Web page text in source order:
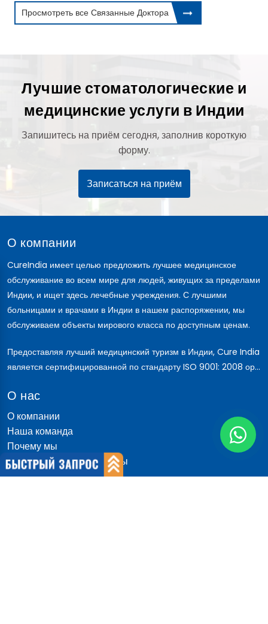
Просмотреть все Связанные Доктора
Лучшие стоматологические и
медицинские услуги в Индии
Запишитесь на приём сегодня, заполнив короткую
форму.
Записаться на приём
О компании
CureIndia имеет целью предложить лучшее медицинское
обслуживание во всем мире для людей, живущих за пределами
Индии, и ищет здесь лечебные учреждения. С лучшими
больницами и врачами в Индии в нашем распоряжении, мы
обслуживаем объекты мирового класса по доступным ценам.
Предоставляя лучший медицинский туризм в Индии, Cure India
является сертифицированной по стандарту ISO 9001: 2008 ор...
О нас
О компании
Наша команда
Почему мы
Международные пациенты
Почему Индия